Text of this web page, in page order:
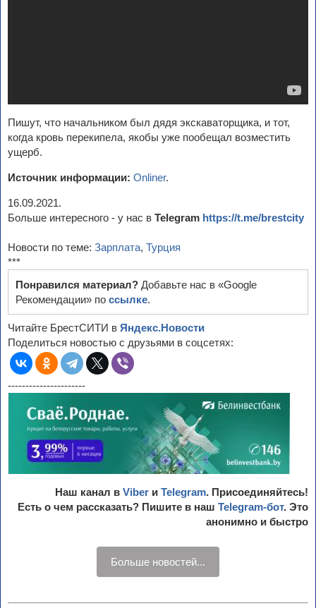
Пишут, что начальником был дядя экскаваторщика, и тот,
когда кровь перекипела, якобы уже пообещал возместить
ущерб.
Источник информации: Onliner.
16.09.2021.
Больше интересного - у нас в Telegram https://t.me/brestcity
Новости по теме: Зарплата, Турция
***
Понравился материал? Добавьте нас в «Google
Рекомендации» по ссылке.
Читайте БрестСИТИ в Яндекс.Новости
Поделиться новостью с друзьями в соцсетях:
----------------------
Наш канал в Viber и Telegram. Присоединяйтесь!
Есть о чем рассказать? Пишите в наш Telegram-бот. Это
анонимно и быстро
Больше новостей...